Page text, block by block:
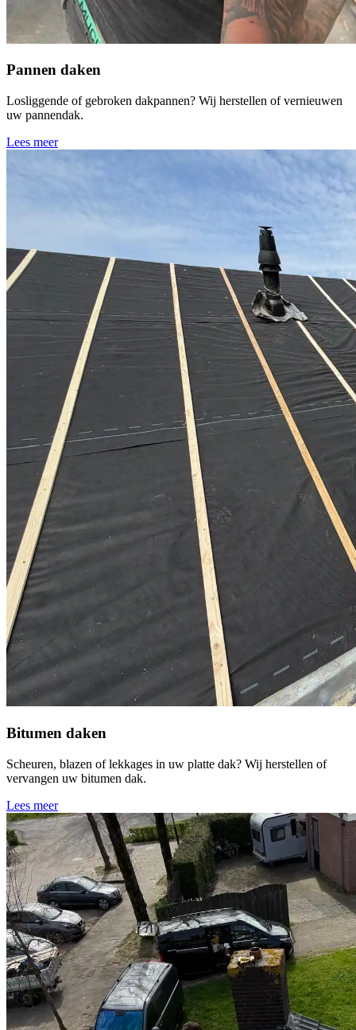
Pannen daken
Losliggende of gebroken dakpannen? Wij herstellen of vernieuwen
uw pannendak.
Lees meer
Bitumen daken
Scheuren, blazen of lekkages in uw platte dak? Wij herstellen of
vervangen uw bitumen dak.
Lees meer